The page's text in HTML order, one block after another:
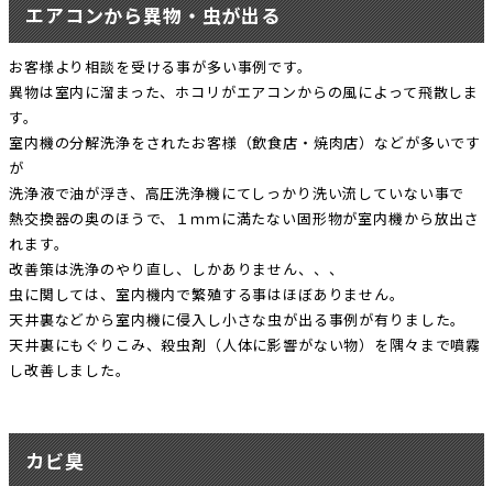
エアコンから異物・虫が出る
お客様より相談を受ける事が多い事例です。
異物は室内に溜まった、ホコリがエアコンからの風によって飛散しま
す。
室内機の分解洗浄をされたお客様（飲食店・焼肉店）などが多いです
が
洗浄液で油が浮き、高圧洗浄機にてしっかり洗い流していない事で
熱交換器の奥のほうで、１ｍｍに満たない固形物が室内機から放出さ
れます。
改善策は洗浄のやり直し、しかありません、、、
虫に関しては、室内機内で繁殖する事はほぼありません。
天井裏などから室内機に侵入し小さな虫が出る事例が有りました。
天井裏にもぐりこみ、殺虫剤（人体に影響がない物）を隅々まで噴霧
し改善しました。
カビ臭